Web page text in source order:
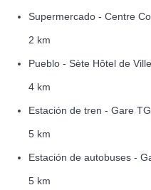
Supermercado - Centre
2 km
Pueblo - Sète Hôtel de Ville
4 km
Estación de tren - Gare
5 km
Estación de autobuses -
5 km